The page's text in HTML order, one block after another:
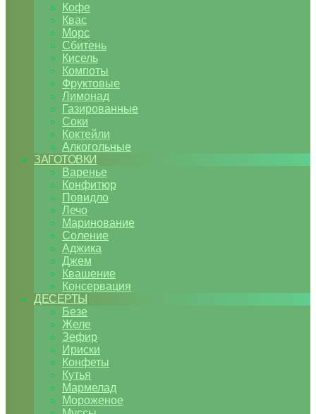
Кофе
Квас
Морс
Сбитень
Кисель
Компоты
Фруктовые
Лимонад
Газированные
Соки
Коктейли
Алкогольные
ЗАГОТОВКИ
Варенье
Конфитюр
Повидло
Лечо
Маринование
Соление
Аджика
Джем
Квашение
Консервация
ДЕСЕРТЫ
Безе
Желе
Зефир
Ириски
Конфеты
Кутья
Мармелад
Мороженое